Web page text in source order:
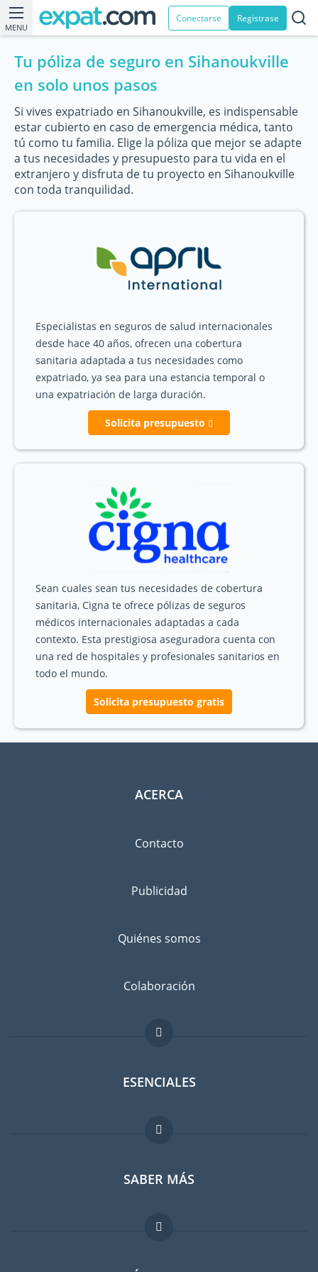
MENU
Conectarse Registrase
Tu póliza de seguro en Sihanoukville
en solo unos pasos
Si vives expatriado en Sihanoukville, es indispensable
estar cubierto en caso de emergencia médica, tanto
tú como tu familia. Elige la póliza que mejor se adapte
a tus necesidades y presupuesto para tu vida en el
extranjero y disfruta de tu proyecto en Sihanoukville
con toda tranquilidad.
Especialistas en seguros de salud internacionales
desde hace 40 años, ofrecen una cobertura
sanitaria adaptada a tus necesidades como
expatriado, ya sea para una estancia temporal o
una expatriación de larga duración.
Solicita presupuesto
Sean cuales sean tus necesidades de cobertura
sanitaria, Cigna te ofrece pólizas de seguros
médicos internacionales adaptadas a cada
contexto. Esta prestigiosa aseguradora cuenta con
una red de hospitales y profesionales sanitarios en
todo el mundo.
Solicita presupuesto gratis
ACERCA
Contacto
Publicidad
Quiénes somos
Colaboración
ESENCIALES
Foro para expatriados
Guia para expatriados
Trabajos en el extranjero
SABER MÁS
FAQ